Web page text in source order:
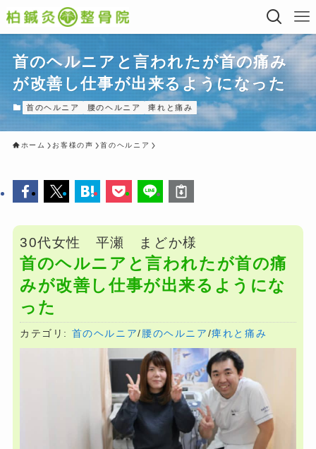
首のヘルニアと言われたが首の痛み
が改善し仕事が出来るようになった
首のヘルニア 腰のヘルニア 痺れと痛み
ホーム お客様の声 首のヘルニア
30代女性 平瀬 まどか様
首のヘルニアと言われたが首の痛
みが改善し仕事が出来るようにな
った
カテゴリ: 首のヘルニア/腰のヘルニア/痺れと痛み